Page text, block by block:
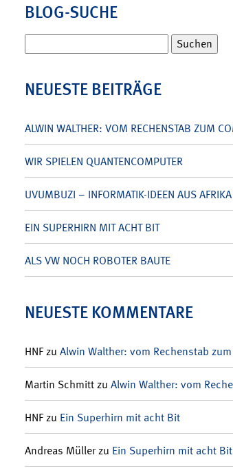
BLOG-SUCHE
nach:
NEUESTE BEITRÄGE
ALWIN WALTHER: VOM RECHENSTAB ZUM
WIR SPIELEN QUANTENCOMPUTER
UVUMBUZI – INFORMATIK-IDEEN AUS AFRIKA
EIN SUPERHIRN MIT ACHT BIT
ALS VW NOCH ROBOTER BAUTE
NEUESTE KOMMENTARE
HNFzu Alwin Walther: vom Rechenstab
Martin Schmittzu Alwin Walther: vom
HNFzu Ein Superhirn mit acht Bit
Andreas Müllerzu Ein Superhirn mit acht Bit